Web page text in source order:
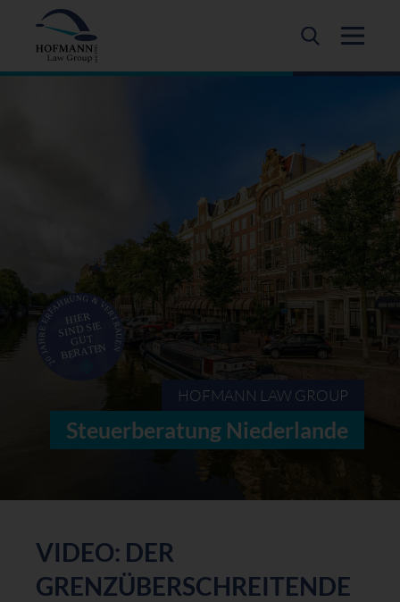
HOFMANN LAW GROUP
Steuerberatung Niederlande
VIDEO: DER
GRENZÜBERSCHREITENDE